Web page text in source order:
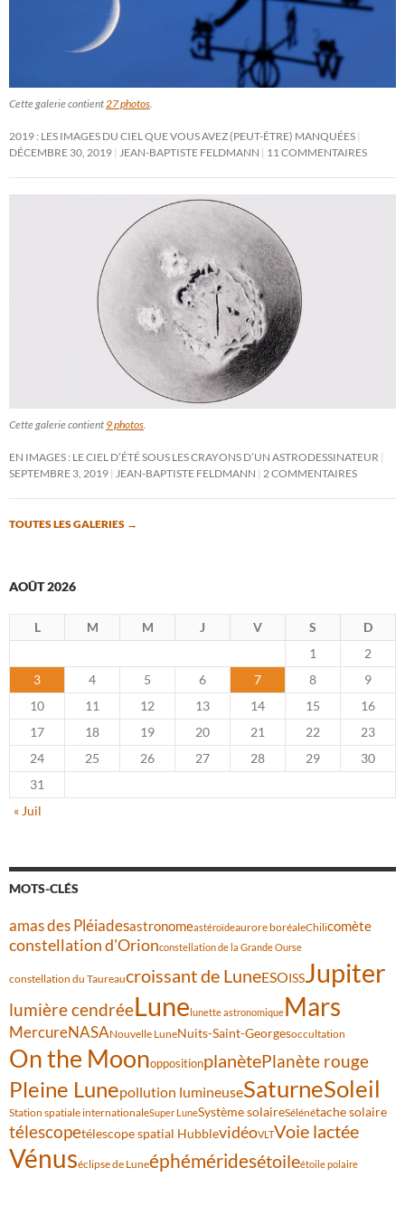
Cette galerie contient27 photos.
2019 : LES IMAGES DU CIEL QUE VOUS AVEZ (PEUT-ÊTRE) MANQUÉES
DÉCEMBRE 30, 2019 JEAN-BAPTISTE FELDMANN 11 COMMENTAIRES
Cette galerie contient 9 photos.
EN IMAGES : LE CIEL D’ÉTÉ SOUS LES CRAYONS D’UN ASTRODESSINATEUR
SEPTEMBRE 3, 2019 JEAN-BAPTISTE FELDMANN 2 COMMENTAIRES
TOUTES LES GALERIES →
AOÛT 2026
L M M J V S
D
1
2
3
4 5 6 7 8
9
10
11 12 13 14 15
16
17
18 19 20 21 22
23
24
25 26 27 28 29
30
31
« Juil
MOTS-CLÉS
amas des Pléiadesastronomeastéroïdeaurore boréaleChilicomète
constellation d'Orionconstellation de la Grande Ourse
constellation du Taureaucroissant de LuneESOISSJupiter
lumière cendréeLunelunette astronomiqueMars
MercureNASANouvelle LuneNuits-Saint-Georgesoccultation
On the MoonoppositionplanètePlanète rouge
Pleine Lunepollution lumineuseSaturneSoleil
Station spatiale internationaleSuper LuneSystème solaireSélénétache solaire
télescopetélescope spatial HubblevidéoVLTVoie lactée
Vénuséclipse de Luneéphéméridesétoileétoile polaire